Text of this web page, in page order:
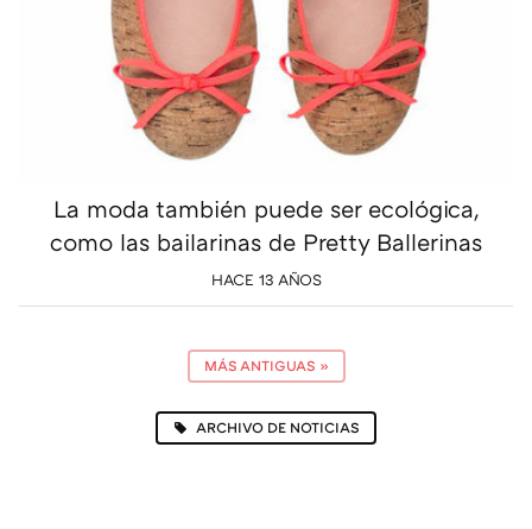
La moda también puede ser ecológica,
como las bailarinas de Pretty Ballerinas
HACE 13 AÑOS
MÁS ANTIGUAS »
ARCHIVO DE NOTICIAS